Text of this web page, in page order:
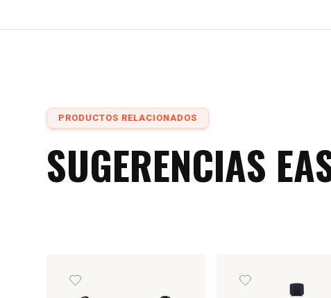
Diámetro mínimo de cuerda compatible: 11 mm
Límite carga de trabajo: 250 kg.
Material: Acero.
Nivel de ruido máximo: 89 dB(A).
Temperatura máxima: 40 °C.
Áreas de aplicación: Tecnología de acceso
PRODUCTOS RELACIONADOS
SUGERENCIAS